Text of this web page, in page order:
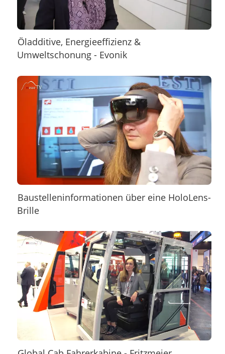
Öladditive, Energieeffizienz &
Umweltschonung - Evonik
Baustelleninformationen über eine HoloLens-
Brille